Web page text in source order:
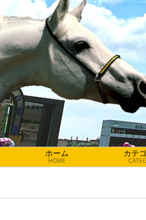
ホーム
HOME
カテ